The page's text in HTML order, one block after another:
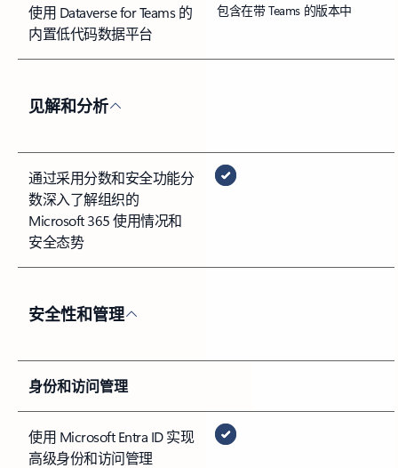
使用 Dataverse for Teams 的
内置低代码数据平台
包含在带 Teams 的版本中
见解和分析
通过采用分数和安全功能分
数深入了解组织的
Microsoft 365 使用情况和
安全态势
安全性和管理
身份和访问管理
使用 Microsoft Entra ID 实现
高级身份和访问管理